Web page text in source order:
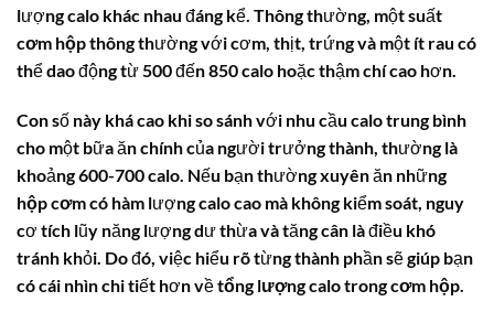
lượng calo khác nhau đáng kể. Thông thường, một suất
cơm hộpthông thường với cơm, thịt, trứng và một ít rau có
thể dao động từ 500 đến 850 calo hoặc thậm chí cao hơn.
Con số này khá cao khi so sánh với nhu cầu calo trung bình
cho một bữa ăn chính của người trưởng thành, thường là
khoảng 600-700 calo. Nếu bạn thường xuyên ăn những
hộp cơmcó hàm lượng calo cao mà không kiểm soát, nguy
cơ tích lũy năng lượng dư thừa và tăng cân là điều khó
tránh khỏi. Do đó, việc hiểu rõ từng thành phần sẽ giúp bạn
có cái nhìn chi tiết hơn vềtổng lượng calo trong cơm hộp.